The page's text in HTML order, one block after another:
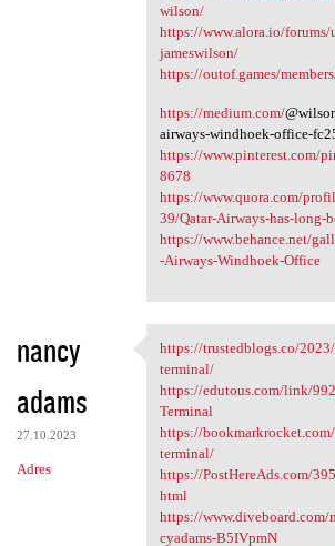
wilson/
https://www.alora.io/forums/
jameswilson/
https://outof.games/
https://medium.com/
airways-windhoek-office-
https://www.pinterest.com/
8678
https://www.quora.com/
39/Qatar-Airways-has-long-
https://www.behance.net/
-Airways-Windhoek-Office
nancy
adams
27.10.2023
Adres
https://
https://trustedblogs.co/
terminal/
https://edutous.com/link/
Terminal
https://
terminal/
https://PostHereAds.com/
html
https://www.diveboard.com/
cyadams-B5IVpmN